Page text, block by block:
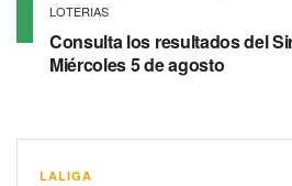
LOTERIAS
Consulta los resultados del
Miércoles 5 de agosto
LALIGA